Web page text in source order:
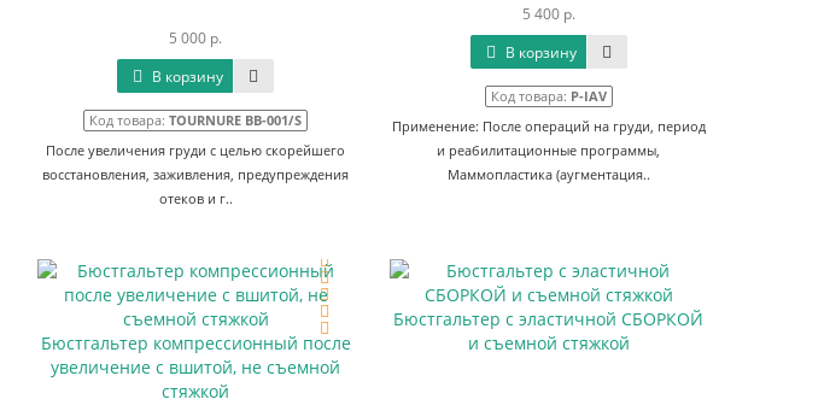
5 000 р.
В корзину
Код товара:TOURNURE BB-001/S
После увеличения груди с целью скорейшего
восстановления, заживления, предупреждения
отеков и г..
5 400 р.
В корзину
Код товара: P-IAV
Применение: После операций на груди, период
и реабилитационные программы,
Маммопластика (аугментация..
Бюстгальтер компрессионный после
увеличение с вшитой, не съемной
стяжкой
Бюстгальтер с эластичной СБОРКОЙ
и съемной стяжкой